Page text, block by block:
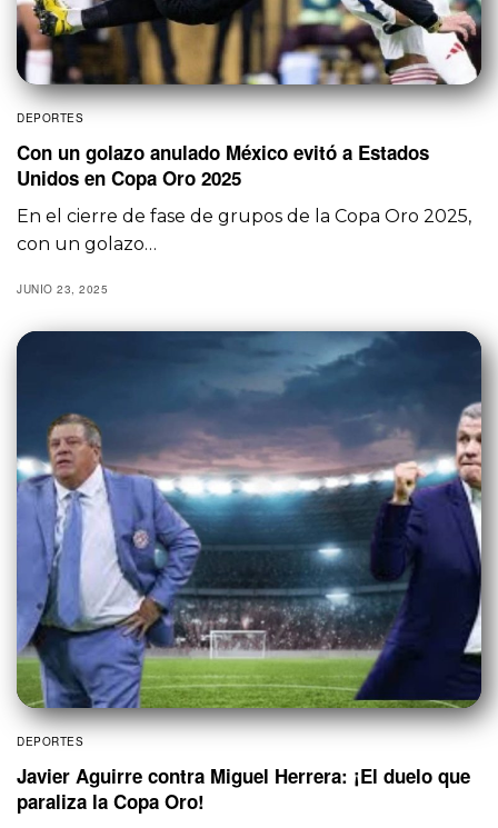
DEPORTES
Con un golazo anulado México evitó a Estados
Unidos en Copa Oro 2025
En el cierre de fase de grupos de la Copa Oro 2025,
con un golazo…
JUNIO 23, 2025
DEPORTES
Javier Aguirre contra Miguel Herrera: ¡El duelo que
paraliza la Copa Oro!